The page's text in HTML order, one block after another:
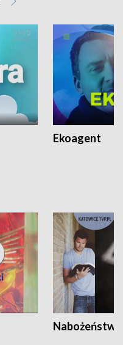
Ekoagent